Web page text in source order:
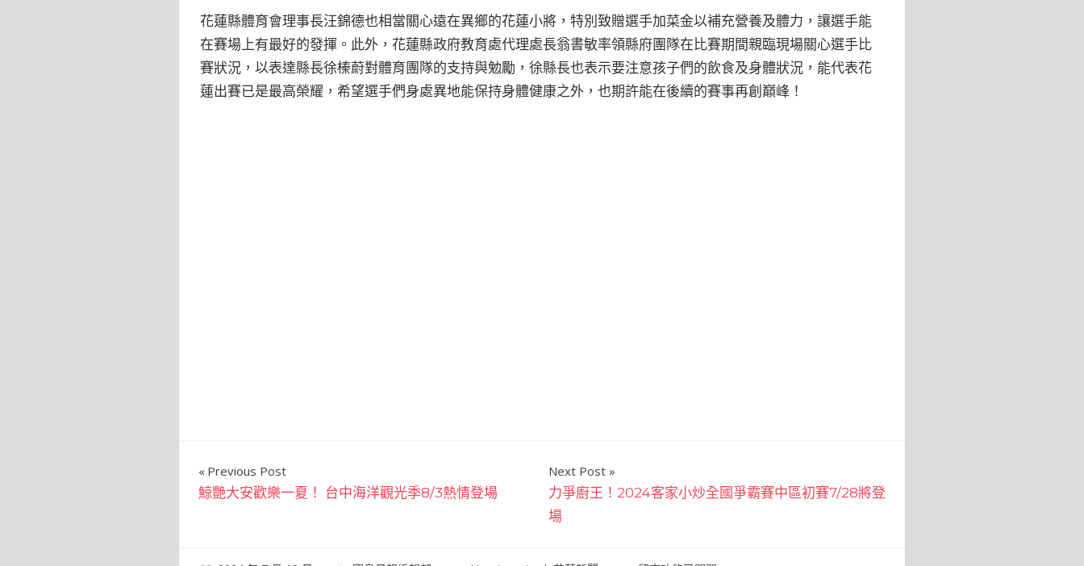
花蓮縣體育會理事長汪錦德也相當關心遠在異鄉的花蓮小將，特別致贈選手加菜金以補充營養及體力，讓選手能
在賽場上有最好的發揮。此外，花蓮縣政府教育處代理處長翁書敏率領縣府團隊在比賽期間親臨現場關心選手比
賽狀況，以表達縣長徐榛蔚對體育團隊的支持與勉勵，徐縣長也表示要注意孩子們的飲食及身體狀況，能代表花
蓮出賽已是最高榮耀，希望選手們身處異地能保持身體健康之外，也期許能在後續的賽事再創巔峰！
文
章
Previous Post
鯨艷大安歡樂一夏！ 台中海洋觀光季8/3熱情登場
Next Post
力爭廚王！2024客家小炒全國爭霸賽中區初賽7/28將登
場